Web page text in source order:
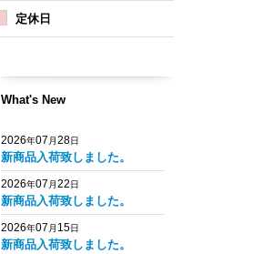
定休日
What's New
2026年07 月28日
新商品入荷致しました。
2026年07 月22日
新商品入荷致しました。
2026年07 月 15日
新商品入荷致しました。